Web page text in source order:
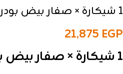
1 شيكارة × صفار بيض بودر
21,875 EGP
1 شيكارة × صفار بيض بودر